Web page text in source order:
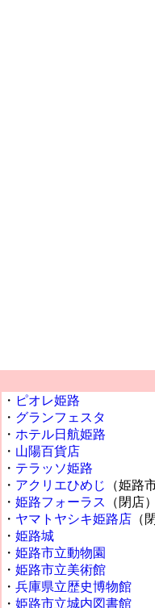
・ ピオレ姫路
・ グランフェスタ
・ ホテル日航姫路
・ 山陽百貨店
・ テラッソ姫路
・ アクリエひめじ
（姫路
・ 姫路フォーラス
（閉店）
・ ヤマトヤシキ姫路店 （
・ 姫路城
・ 姫路市立動物園
・ 姫路市立美術館
・ 兵庫県立歴史博物館
・ 姫路市立城内図書館